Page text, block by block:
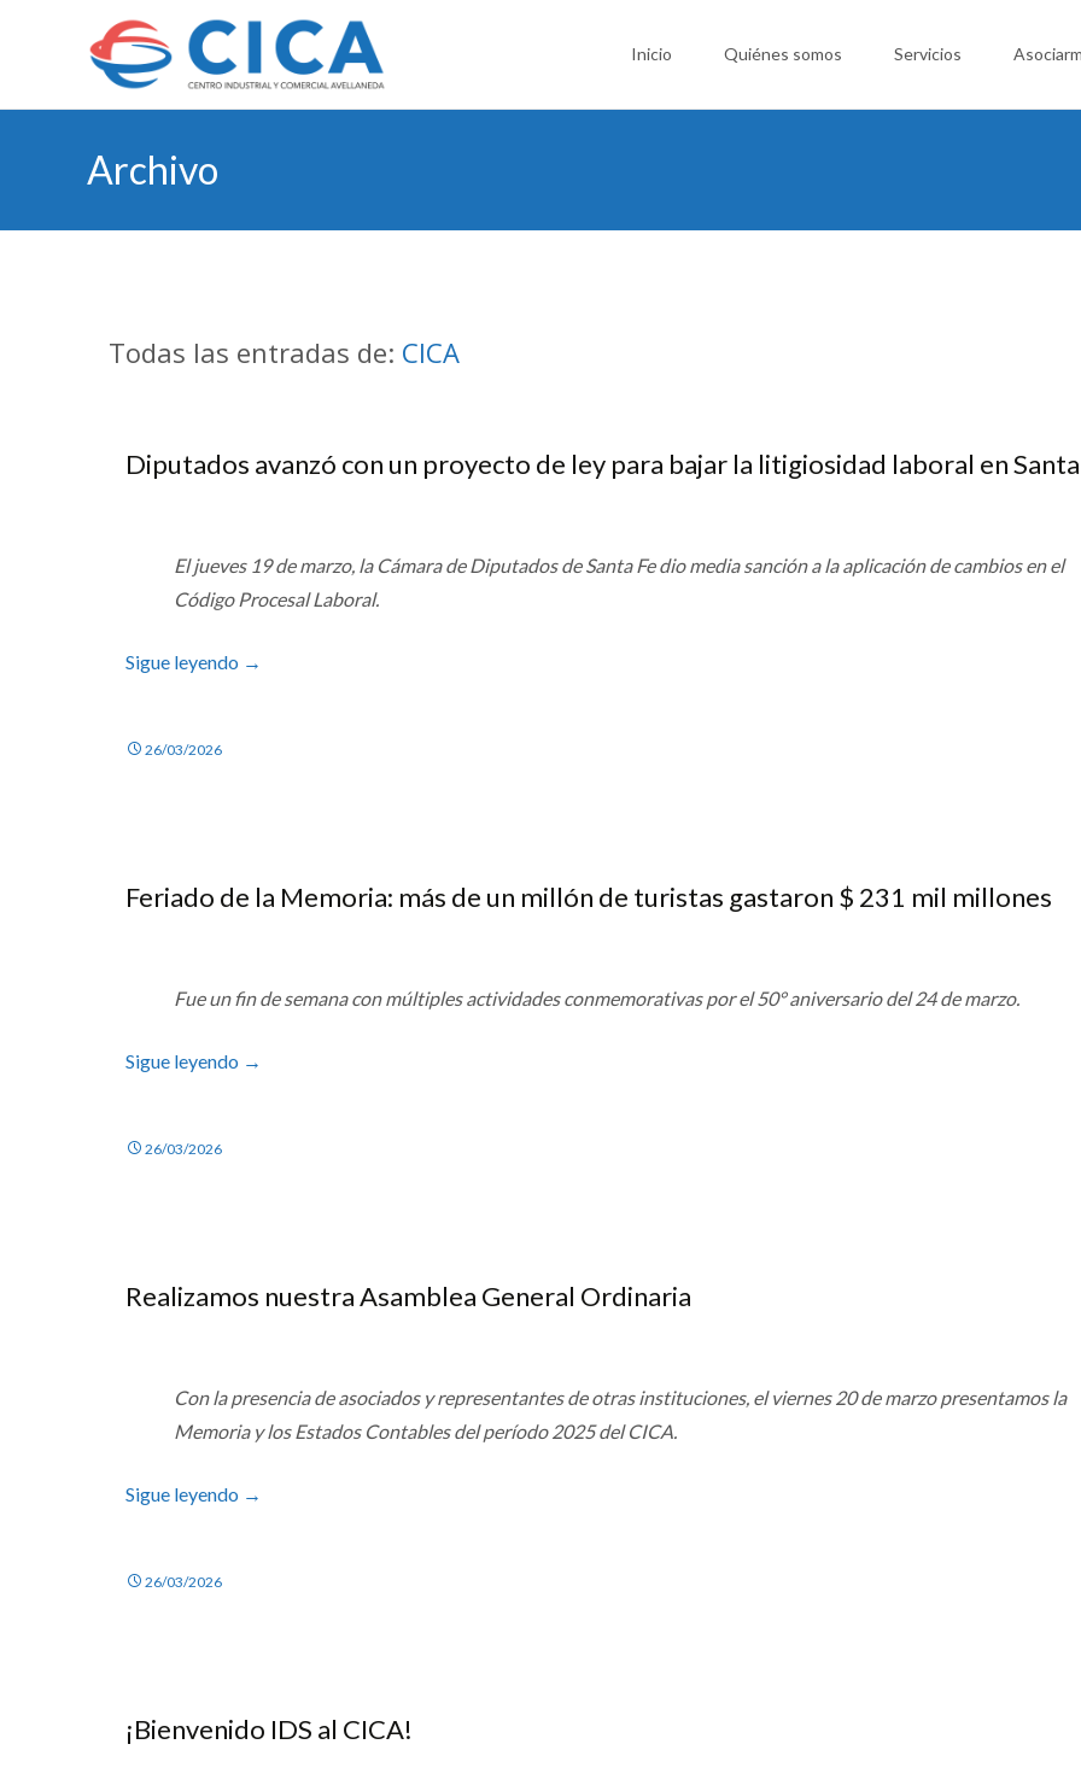
Inicio Quiénes somos Servicios
Archivo
Todas las entradas de: CICA
Diputados avanzó con un proyecto de ley para bajar la litigiosidad laboral en
El jueves 19 de marzo, la Cámara de Diputados de Santa Fe dio media sanción a la aplicación de cambios en el
Código Procesal Laboral.
Sigue leyendo →
26/03/2026
Feriado de la Memoria: más de un millón de turistas gastaron $ 231 mil millones
Fue un fin de semana con múltiples actividades conmemorativas por el 50° aniversario del 24 de marzo.
Sigue leyendo →
26/03/2026
Realizamos nuestra Asamblea General Ordinaria
Con la presencia de asociados y representantes de otras instituciones, el viernes 20 de marzo presentamos la
Memoria y los Estados Contables del período 2025 del CICA.
Sigue leyendo →
26/03/2026
¡Bienvenido IDS al CICA!